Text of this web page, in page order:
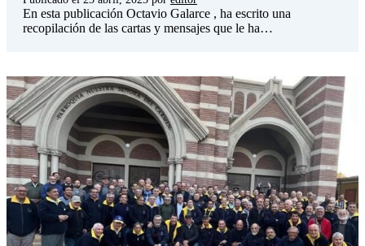
En esta publicación Octavio Galarce , ha escrito una
recopilación de las cartas y mensajes que le ha…